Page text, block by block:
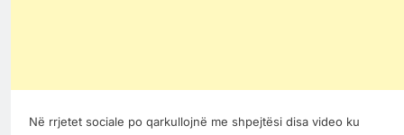
Në rrjetet sociale po qarkullojnë me shpejtësi disa video ku